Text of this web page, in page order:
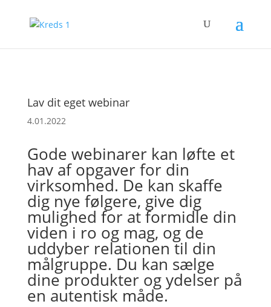
Lav dit eget webinar
4.01.2022
Gode webinarer kan løfte et
hav af opgaver for din
virksomhed. De kan skaffe
dig nye følgere, give dig
mulighed for at formidle din
viden i ro og mag, og de
uddyber relationen til din
målgruppe. Du kan sælge
dine produkter og ydelser på
en autentisk måde.